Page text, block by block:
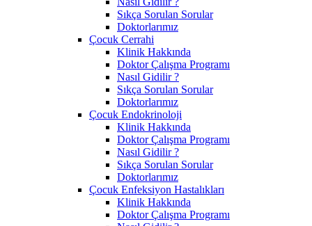
Sıkça Sorulan Sorular
Doktorlarımız
Çocuk Cerrahi
Klinik Hakkında
Doktor Çalışma Programı
Nasıl Gidilir ?
Sıkça Sorulan Sorular
Doktorlarımız
Çocuk Endokrinoloji
Klinik Hakkında
Doktor Çalışma Programı
Nasıl Gidilir ?
Sıkça Sorulan Sorular
Doktorlarımız
Çocuk Enfeksiyon Hastalıkları
Klinik Hakkında
Doktor Çalışma Programı